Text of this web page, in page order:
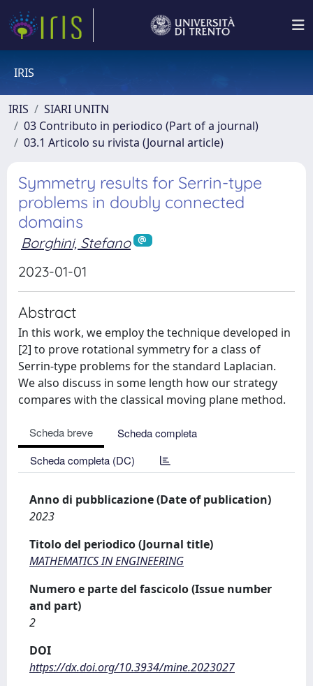
IRIS
IRIS
SIARI UNITN
03 Contributo in periodico (Part of a journal)
03.1 Articolo su rivista (Journal article)
Symmetry results for Serrin-type
problems in doubly connected
domains
Borghini, Stefano
2023-01-01
Abstract
In this work, we employ the technique developed in
[2] to prove rotational symmetry for a class of
Serrin-type problems for the standard Laplacian.
We also discuss in some length how our strategy
compares with the classical moving plane method.
Scheda breve
Scheda completa
Scheda completa (DC)
Anno di pubblicazione (Date of publication)
2023
Titolo del periodico (Journal title)
MATHEMATICS IN ENGINEERING
Numero e parte del fascicolo (Issue number
and part)
2
DOI
https://dx.doi.org/10.3934/mine.2023027